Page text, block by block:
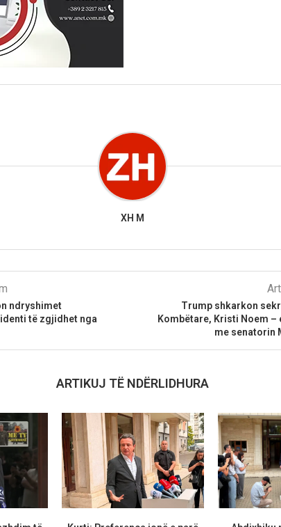
XH M
ndryshimet
të zgjidhet nga
Trump shkarkon
Kombëtare, Kristi Noem –
me senatorin
ARTIKUJ TË NDËRLIDHURA